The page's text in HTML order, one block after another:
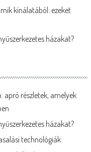
kínálatából: ezeket
házakat?
részletek, amelyek
házakat?
technológiák